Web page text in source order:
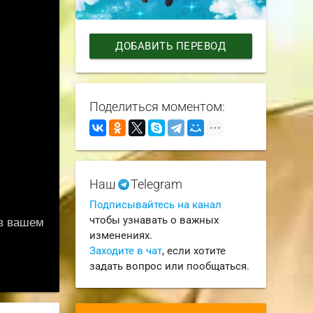
ДОБАВИТЬ ПЕРЕВОД
Поделиться моментом:
Наш Telegram
Подписывайтесь на канал
чтобы узнавать о важных
изменениях.
Заходите в чат, если хотите
задать вопрос или пообщаться.